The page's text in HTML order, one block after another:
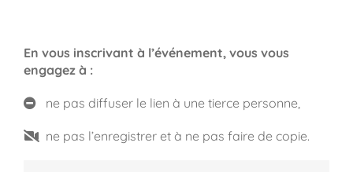
En vous inscrivant à l’événement, vous vous
engagez à :
ne pas diffuser le lien à une tierce personne,
ne pas l’enregistrer et à ne pas faire de copie.